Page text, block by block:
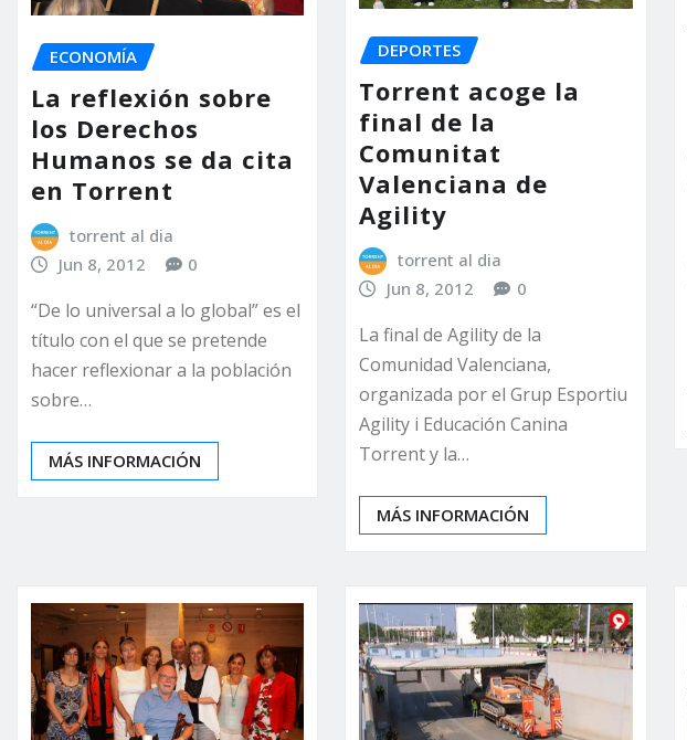
ECONOMÍA
La reflexión sobre
los Derechos
Humanos se da cita
en Torrent
torrent al dia
Jun 8, 2012
0
“De lo universal a lo global” es el
título con el que se pretende
hacer reflexionar a la población
sobre…
MÁS INFORMACIÓN
DEPORTES
Torrent acoge la
final de la
Comunitat
Valenciana de
Agility
torrent al dia
Jun 8, 2012
0
La final de Agility de la
Comunidad Valenciana,
organizada por el Grup Esportiu
Agility i Educación Canina
Torrent y la…
MÁS INFORMACIÓN